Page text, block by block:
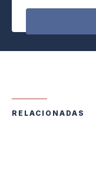
RELACIONADAS